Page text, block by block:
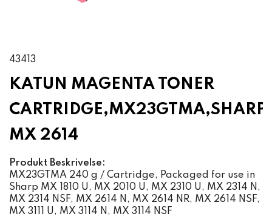
43413
KATUN MAGENTA TONER
CARTRIDGE,MX23GTMA,SHARP
MX 2614
Produkt Beskrivelse:
MX23GTMA 240 g / Cartridge, Packaged for use in
Sharp MX 1810 U, MX 2010 U, MX 2310 U, MX 2314 N,
MX 2314 NSF, MX 2614 N, MX 2614 NR, MX 2614 NSF,
MX 3111 U, MX 3114 N, MX 3114 NSF